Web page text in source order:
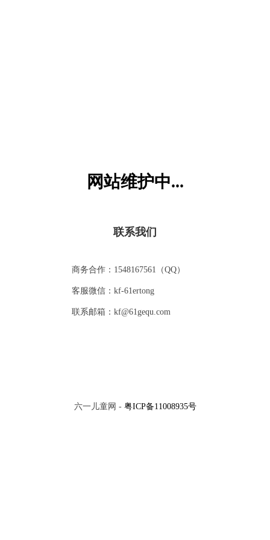
网站维护中...
联系我们
商务合作：1548167561（QQ）
客服微信：kf-61ertong
联系邮箱：kf@61gequ.com
六一儿童网 - 粤ICP备11008935号